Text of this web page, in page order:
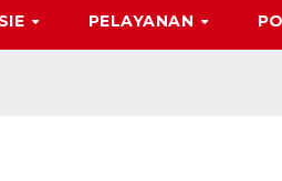
SIE PELAYANAN